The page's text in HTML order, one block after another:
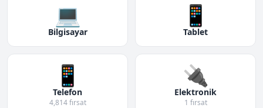
💻
Bilgisayar
📱
Tablet
📱
Telefon
4,814 fırsat
🔌
Elektronik
1 fırsat